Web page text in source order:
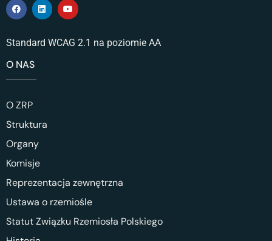
Standard WCAG 2.1 na poziomie AA
O NAS
O ZRP
Struktura
Organy
Komisje
Reprezentacja zewnętrzna
Ustawa o rzemiośle
Statut Związku Rzemiosła Polskiego